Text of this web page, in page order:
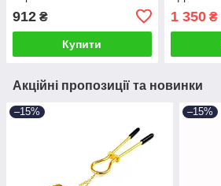
912 ₴
Купити
кольору
1 350₴
Акційні пропозиції та новинки
–15% –15%